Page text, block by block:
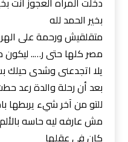
بخير الحمد لله
متقلقيش ورحمة على
مصر كلها حتى ر…..
يلا اتجدعنى وشدى حيلك
بعد أن رحلة والدة رعد
للتو من آخر شيء يربطها
مش عارفه ليه حاسه
كان فى عقلها